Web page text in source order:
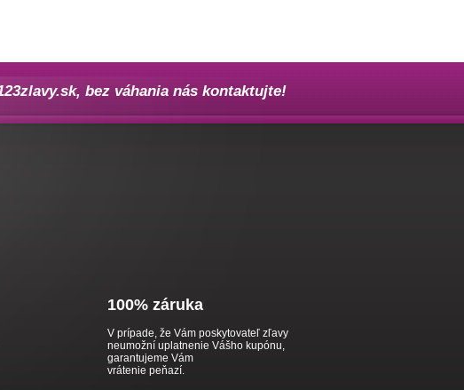
bez váhania nás kontaktujte!
100% záruka
V prípade, že Vám poskytovateľ zľavy
neumožní uplatnenie Vášho kupónu,
garantujeme Vám
vrátenie peňazí.